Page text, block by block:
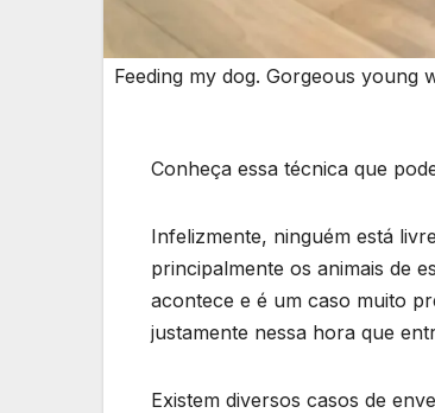
Feeding my dog. Gorgeous young
Conheça essa técnica que
Infelizmente, ninguém está
principalmente os animais de
acontece e é um caso muito
justamente nessa hora que
Existem diversos casos de